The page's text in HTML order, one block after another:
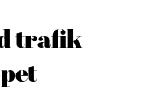
trafik